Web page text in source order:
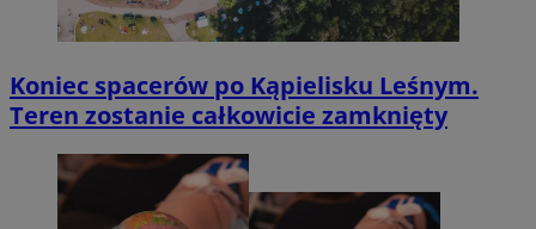
Koniec spacerów po Kąpielisku Leśnym.
Teren zostanie całkowicie zamknięty